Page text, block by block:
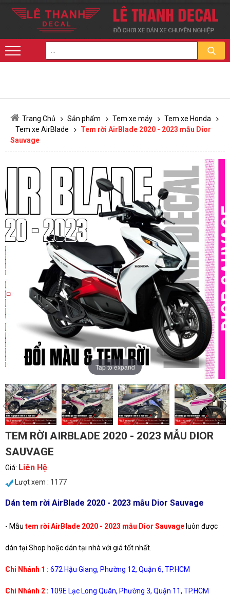
Trang Chủ Sản phẩm Tem xe máy
Tem xe Honda
Tem xe AirBlade
Tem rời AirBlade 2020 - 2023 mẫu Dior
Sauvage
Tap to expand
TEM RỜI AIRBLADE 2020 - 2023 MẪU DIOR
SAUVAGE
Giá: Liên Hệ
Lượt xem : 1177
Dán tem rời AirBlade 2020 - 2023 mẫu Dior Sauvage
- Mẫu tem rời AirBlade 2020 - 2023 mẫu Dior Sauvage luôn được
dán tại Shop hoặc dán tại nhà với giá tốt nhất.
Chi Nhánh 1 : 672 Hậu Giang, Phường 12, Quận 6, TP.HCM
Chi Nhánh 2 : 109E Lạc Long Quân, Phường 3, Quận 11, TP.HCM